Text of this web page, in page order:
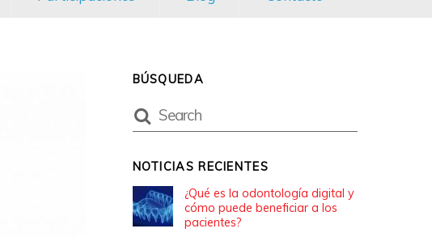
BÚSQUEDA
NOTICIAS RECIENTES
¿Qué es la odontología digital y
cómo puede beneficiar a los
pacientes?